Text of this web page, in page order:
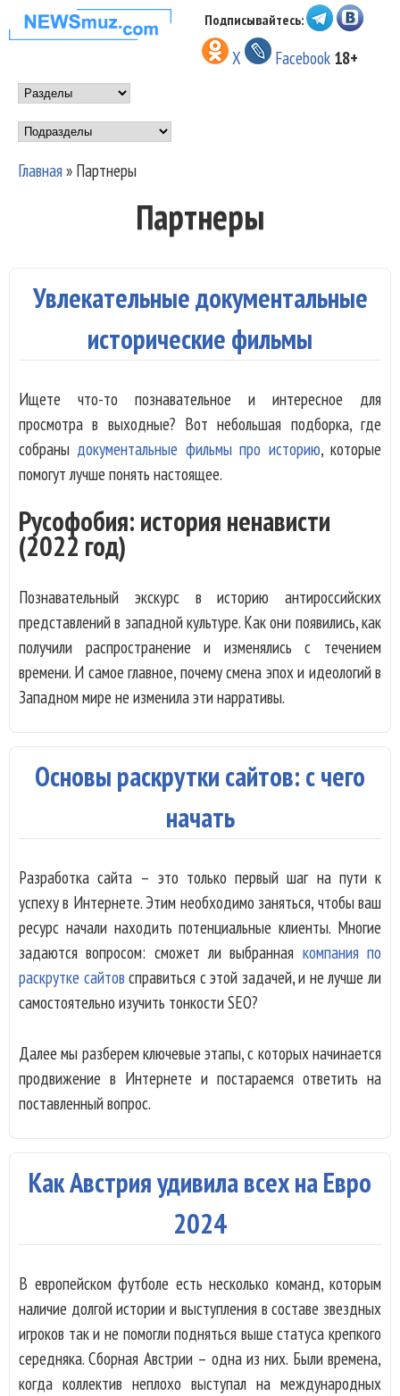
Перейти к основному
содержанию
НОВОСТИ
МУЗЫКИ И
ШОУ БИЗНЕСА
NEWSMUZ.COM
Подписывайтесь:
X Facebook 18+
Main menu
Подразделы
Вы здесь
Главная» Партнеры
Партнеры
Увлекательные документальные
исторические фильмы
Ищете что-то познавательное и интересное для
просмотра в выходные? Вот небольшая подборка, где
собраны документальные фильмы про историю, которые
помогут лучше понять настоящее.
Русофобия: история ненависти
(2022 год)
Познавательный экскурс в историю антироссийских
представлений в западной культуре. Как они появились, как
получили распространение и изменялись с течением
времени. И самое главное, почему смена эпох и идеологий в
Западном мире не изменила эти нарративы.
Основы раскрутки сайтов: с чего
начать
Разработка сайта – это только первый шаг на пути к
успеху в Интернете. Этим необходимо заняться, чтобы ваш
ресурс начали находить потенциальные клиенты. Многие
задаются вопросом: сможет ли выбранная компания по
раскрутке сайтов справиться с этой задачей, и не лучше ли
самостоятельно изучить тонкости SEO?
Далее мы разберем ключевые этапы, с которых начинается
продвижение в Интернете и постараемся ответить на
поставленный вопрос.
Как Австрия удивила всех на Евро
2024
В европейском футболе есть несколько команд, которым
наличие долгой истории и выступления в составе звездных
игроков так и не помогли подняться выше статуса крепкого
середняка. Сборная Австрии – одна из них. Были времена,
когда коллектив неплохо выступал на международных